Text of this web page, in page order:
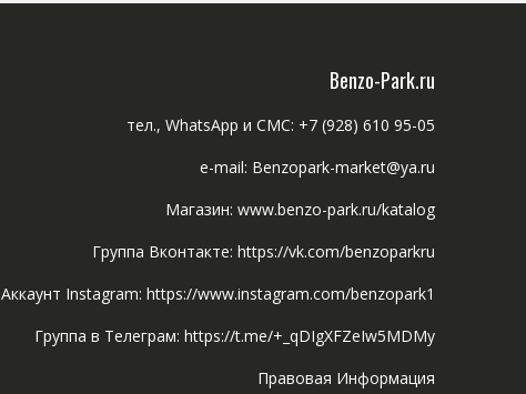
Benzo-Park.ru
тел., WhatsApp и СМС: +7 (928) 610 95-05
e-mail: Benzopark-market@ya.ru
Магазин: www.benzo-park.ru/katalog
Группа Вконтакте: https://vk.com/benzoparkru
Аккаунт Instagram: https://www.instagram.com/benzopark1
Группа в Телеграм: https://t.me/+_qDIgXFZeIw5MDMy
Правовая Информация